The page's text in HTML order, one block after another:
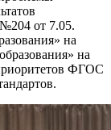
от 7.05.
на
на
ФГОС